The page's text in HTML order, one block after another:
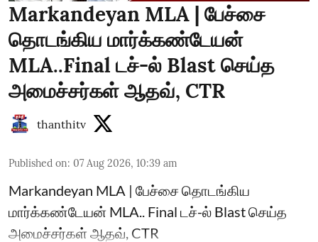
Markandeyan MLA | பேச்சை
தொடங்கிய மார்க்கண்டேயன்
MLA..Final டச்-ல் Blast செய்த
அமைச்சர்கள் ஆதவ், CTR
thanthitv
Published on: 07 Aug 2026, 10:39 am
Markandeyan MLA | பேச்சை தொடங்கிய
மார்க்கண்டேயன் MLA.. Final டச்-ல் Blast செய்த
அமைச்சர்கள் ஆதவ், CTR